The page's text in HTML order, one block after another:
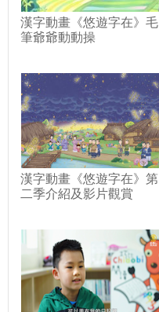
漢字動畫《悠遊字在》毛
筆爺爺動動操
漢字動畫《悠遊字在》第
二季介紹及影片觀賞